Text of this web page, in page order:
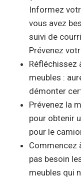
Informez
vous avez
suivi de
Prévenez
Réfléchissez
meubles :
démonter
Prévenez la
pour obtenir
pour le
Commencez
pas besoin
meubles qui